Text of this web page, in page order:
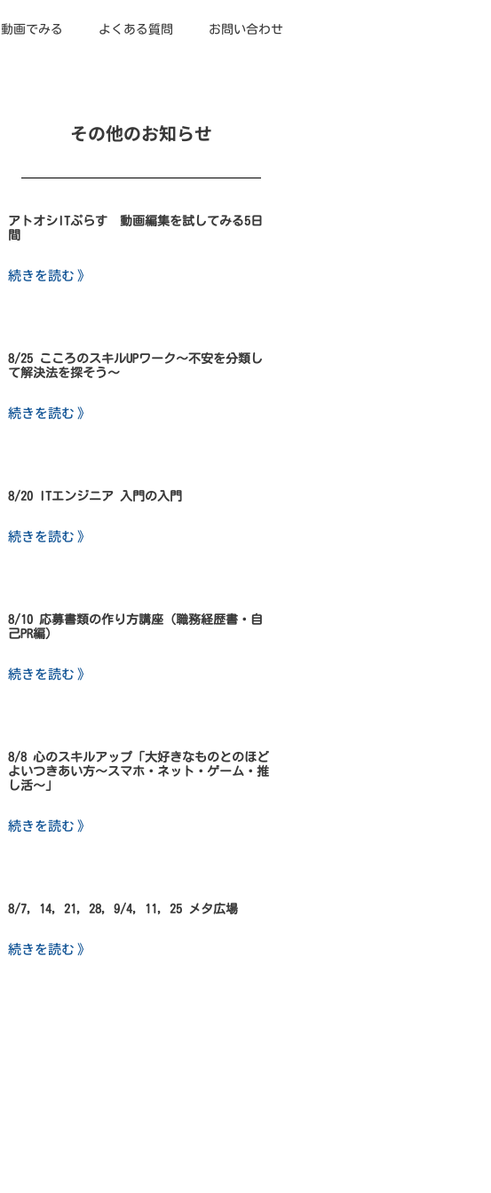
動画でみる よくある質問 お問い合わせ
その他のお知らせ
アトオシITぷらす 動画編集を試してみる5日
間
続きを読む 》
8/25 こころのスキルUPワーク～不安を分類し
て解決法を探そう～
続きを読む 》
8/20 ITエンジニア 入門の入門
続きを読む 》
8/10 応募書類の作り方講座（職務経歴書・自
己PR編）
続きを読む 》
8/8 心のスキルアップ「大好きなものとのほど
よいつきあい方～スマホ・ネット・ゲーム・推
し活～」
続きを読む 》
8/7, 14, 21, 28, 9/4, 11, 25 メタ広場
続きを読む 》